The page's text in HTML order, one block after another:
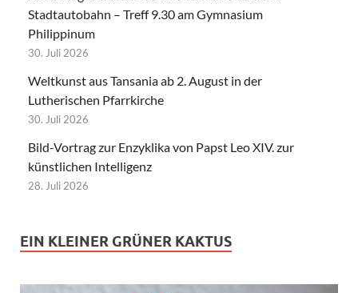
Stadtautobahn – Treff 9.30 am Gymnasium
Philippinum
30. Juli 2026
Weltkunst aus Tansania ab 2. August in der
Lutherischen Pfarrkirche
30. Juli 2026
Bild-Vortrag zur Enzyklika von Papst Leo XIV. zur
künstlichen Intelligenz
28. Juli 2026
EIN KLEINER GRÜNER KAKTUS